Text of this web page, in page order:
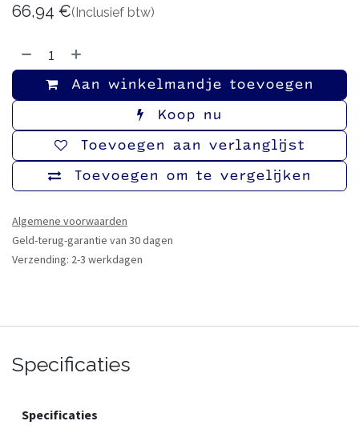
66,94 €(Inclusief btw)
Aan winkelmandje toevoegen
Koop nu
Toevoegen om te vergelijken
Toevoegen aan verlanglijst
Algemene voorwaarden
Geld-terug-garantie van 30 dagen
Verzending: 2-3 werkdagen
Specificaties
Specificaties